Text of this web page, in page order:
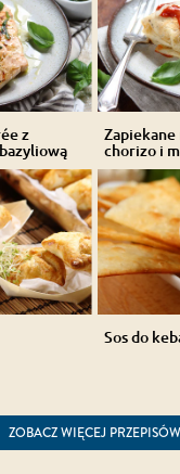
z Zapiekane
chorizo i
Sos do
ZOBACZ WIĘCEJ PRZEPISÓW